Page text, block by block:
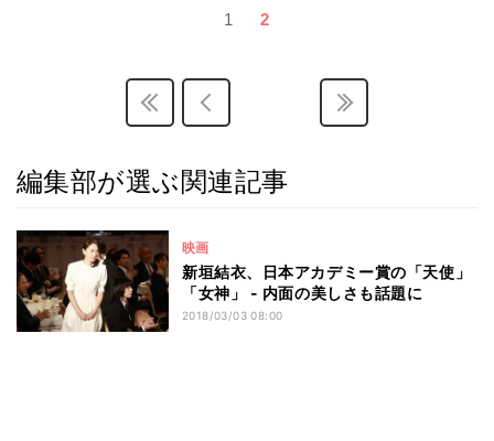
1 2
編集部が選ぶ関連記事
映画
新垣結衣、日本アカデミー賞の「天使」
「女神」 - 内面の美しさも話題に
2018/03/03 08:00